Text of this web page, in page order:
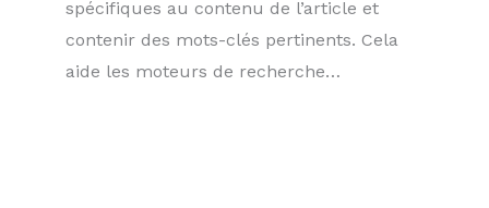
spécifiques au contenu de l’article et
contenir des mots-clés pertinents. Cela
aide les moteurs de recherche…